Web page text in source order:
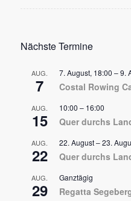
Nächste Termine
AUG.
7
7. August, 18:00 –9.
Costal Rowing
AUG.
15
10:00 – 16:00
Quer durchs
AUG.
22
22. August–23.
Quer durchs
AUG.
29
Ganztägig
Regatta